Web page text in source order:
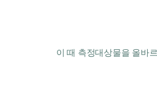
이 때 측정대상물을 올바